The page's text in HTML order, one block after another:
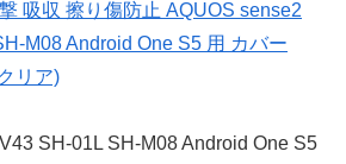
吸収 擦り傷防止 AQUOS sense2
M08 Android One S5 用 カバー
リア)
SH-01L SH-M08 Android One S5